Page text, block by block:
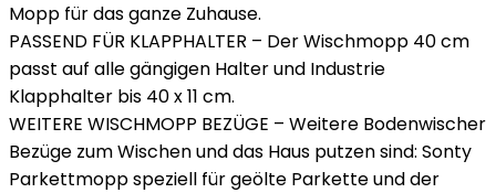
Mopp für das ganze Zuhause.
PASSEND FÜR KLAPPHALTER – Der Wischmopp 40 cm
passt auf alle gängigen Halter und Industrie
Klapphalter bis 40 x 11 cm.
WEITERE WISCHMOPP BEZÜGE – Weitere Bodenwischer
Bezüge zum Wischen und das Haus putzen sind: Sonty
Parkettmopp speziell für geölte Parkette und der